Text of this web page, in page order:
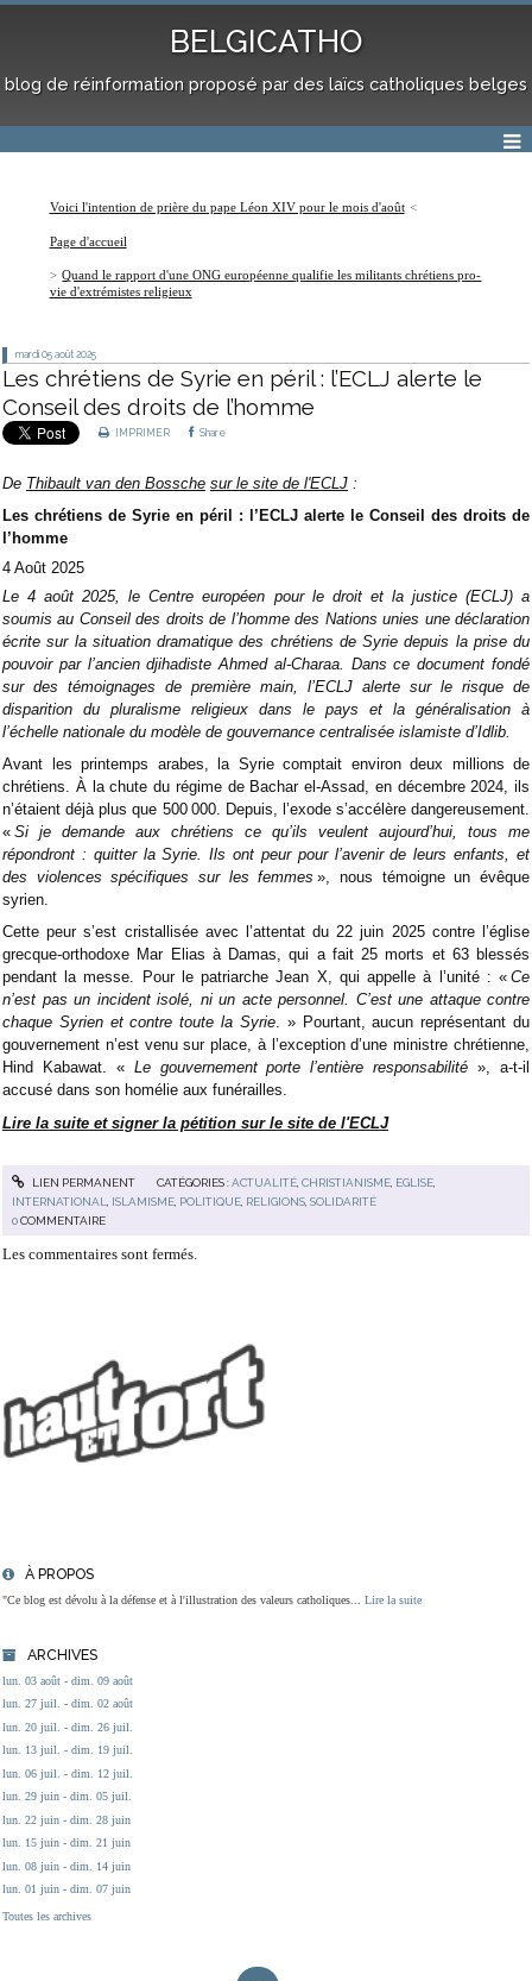
BELGICATHO
blog de réinformation proposé par des laïcs catholiques belges
À PROPOS
"Ce blog est dévolu à la défense et à l'illustration des valeurs catholiques... Lire la suite
ARCHIVES
lun. 03 août - dim. 09 août
lun. 27 juil. - dim. 02 août
lun. 20 juil. - dim. 26 juil.
lun. 13 juil. - dim. 19 juil.
lun. 06 juil. - dim. 12 juil.
lun. 29 juin - dim. 05 juil.
lun. 22 juin - dim. 28 juin
lun. 15 juin - dim. 21 juin
lun. 08 juin - dim. 14 juin
lun. 01 juin - dim. 07 juin
Toutes les archives
Voici l'intention de prière du pape Léon XIV pour le mois d'août
Page d'accueil
Quand le rapport d'une ONG européenne qualifie les militants chrétiens pro-
vie d'extrémistes religieux
mardi 05 août 2025
Les chrétiens de Syrie en péril : l’ECLJ alerte le
Conseil des droits de l’homme
IMPRIMER Share
De Thibault van den Bossche sur le site de l'ECLJ :
Les chrétiens de Syrie en péril : l’ECLJ alerte le Conseil des droits de
l’homme
4 Août 2025
Le 4 août 2025, le Centre européen pour le droit et la justice (ECLJ) a
soumis au Conseil des droits de l’homme des Nations unies une déclaration
écrite sur la situation dramatique des chrétiens de Syrie depuis la prise du
pouvoir par l’ancien djihadiste Ahmed al-Charaa. Dans ce document fondé
sur des témoignages de première main, l’ECLJ alerte sur le risque de
disparition du pluralisme religieux dans le pays et la généralisation à
l’échelle nationale du modèle de gouvernance centralisée islamiste d’Idlib.
Avant les printemps arabes, la Syrie comptait environ deux millions de
chrétiens. À la chute du régime de Bachar el-Assad, en décembre 2024, ils
n’étaient déjà plus que 500 000. Depuis, l’exode s’accélère dangereusement.
« Si je demande aux chrétiens ce qu’ils veulent aujourd’hui, tous me
répondront : quitter la Syrie. Ils ont peur pour l’avenir de leurs enfants, et
des violences spécifiques sur les femmes», nous témoigne un évêque
syrien.
Cette peur s’est cristallisée avec l’attentat du 22 juin 2025 contre l’église
grecque-orthodoxe Mar Elias à Damas, qui a fait 25 morts et 63 blessés
pendant la messe. Pour le patriarche Jean X, qui appelle à l’unité : « Ce
n’est pas un incident isolé, ni un acte personnel. C’est une attaque contre
chaque Syrien et contre toute la Syrie. » Pourtant, aucun représentant du
gouvernement n’est venu sur place, à l’exception d’une ministre chrétienne,
Hind Kabawat. « Le gouvernement porte l’entière responsabilité », a-t-il
accusé dans son homélie aux funérailles.
Lire la suite et signer la pétition sur le site de l'ECLJ
LIEN PERMANENT CATÉGORIES :ACTUALITÉ, CHRISTIANISME, EGLISE,
INTERNATIONAL
ISLAMISME POLITIQUE RELIGIONS ,SOLIDARITÉ
0COMMENTAIRE
Les commentaires sont fermés.